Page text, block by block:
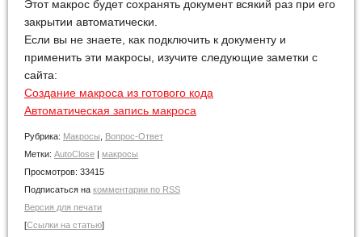
Этот макрос будет сохранять документ всякий раз при его
закрытии автоматически.
Если вы не знаете, как подключить к документу и
применить эти макросы, изучите следующие заметки с
сайта:
Создание макроса из готового кода
Автоматическая запись макроса
Рубрика: Макросы
Вопрос-Ответ
Метки: AutoClose | макросы
Просмотров: 33415
Подписаться на комментарии по RSS
Версия для печати
[Ссылки на статью]